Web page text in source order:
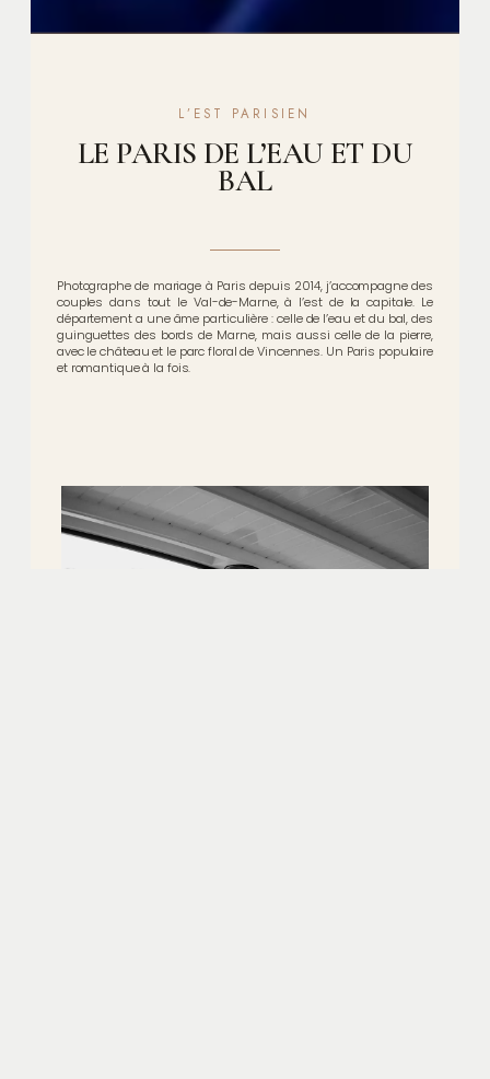
L’EST PARISIEN
LE PARIS DE L’EAU ET DU
BAL
Photographe de mariage à Paris depuis 2014, j’accompagne des
couples dans tout le Val-de-Marne, à l’est de la capitale. Le
département a une âme particulière : celle de l’eau et du bal, des
guinguettes des bords de Marne, mais aussi celle de la pierre,
avec le château et le parc floral de Vincennes. Un Paris populaire
et romantique à la fois.